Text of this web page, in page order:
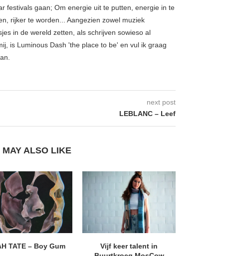
festivals gaan; Om energie uit te putten, energie in te
rijker te worden... Aangezien zowel muziek
in de wereld zetten, als schrijven sowieso al
is Luminous Dash 'the place to be' en vul ik graag
next post
LEBLANC – Leef
MAY ALSO LIKE
TATE – Boy Gum
Vijf keer talent in